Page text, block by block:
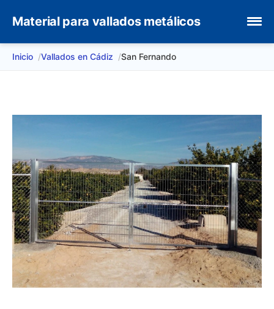
Material para vallados metálicos
Inicio Vallados en Cádiz San Fernando